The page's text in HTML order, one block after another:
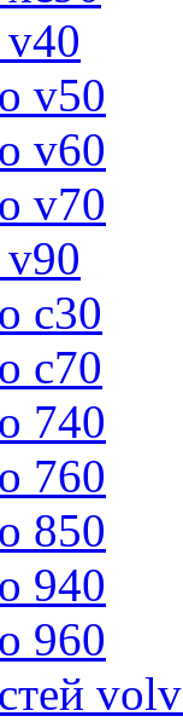
v50
v60
v70
c30
c70
740
760
850
940
960